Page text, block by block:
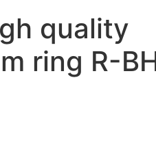
quality
ring R-